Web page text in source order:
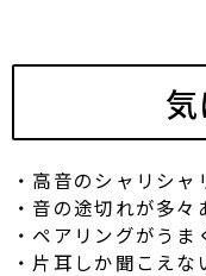
・高音のシャリシャ
・音の途切れが多々
・ペアリングがう
・片耳しか聞こえな